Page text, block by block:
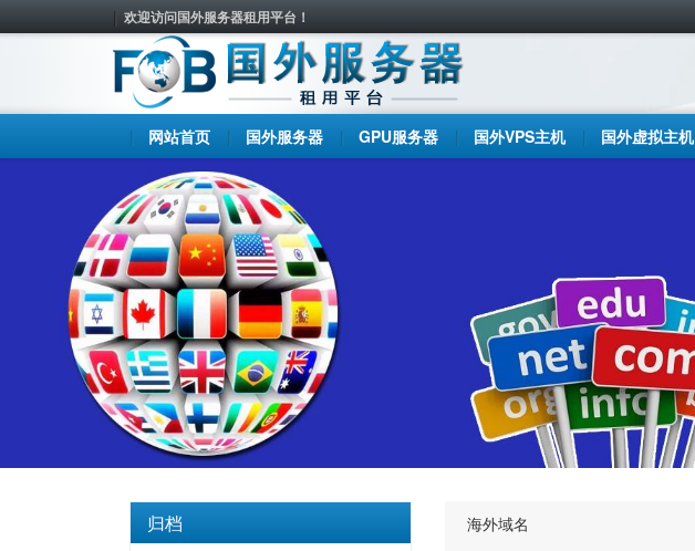
欢迎访问国外服务器租用平台！
网站首页 国外服务器 GPU服务器 国外VPS主机 国外虚拟主机
归档
海外域名